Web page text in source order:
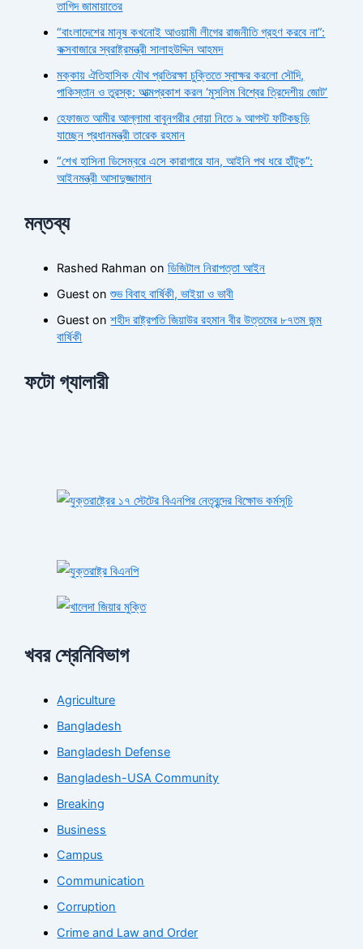
তাগিদ জামায়াতের
“বাংলাদেশের মানুষ কখনোই আওয়ামী লীগের রাজনীতি গ্রহণ করবে না”:
কক্সবাজারে স্বরাষ্ট্রমন্ত্রী সালাহউদ্দিন আহমদ
মক্কায় ঐতিহাসিক যৌথ প্রতিরক্ষা চুক্তিতে স্বাক্ষর করলো সৌদি,
পাকিস্তান ও তুরস্ক: আত্মপ্রকাশ করল ‘মুসলিম বিশ্বের ত্রিদেশীয় জোট’
হেফাজত আমীর আল্লামা বাবুনগরীর দোয়া নিতে ৯ আগস্ট ফটিকছড়ি
যাচ্ছেন প্রধানমন্ত্রী তারেক রহমান
“শেখ হাসিনা ডিসেম্বরে এসে কারাগারে যান, আইনি পথ ধরে হাঁটুক”:
আইনমন্ত্রী আসাদুজ্জামান
মন্তব্য
Rashed Rahman onডিজিটাল নিরাপত্তা আইন
Guest onশুভ বিবাহ বার্ষিকী, ভাইয়া ও ভাবী
Guest onশহীদ রাষ্ট্রপতি জিয়াউর রহমান বীর উত্তমের ৮৭তম জন্ম
বার্ষিকী
ফটো গ্যালারী
খবর শ্রেনিবিভাগ
Agriculture
Bangladesh
Bangladesh Defense
Bangladesh-USA Community
Breaking
Business
Campus
Communication
Corruption
Crime and Law and Order